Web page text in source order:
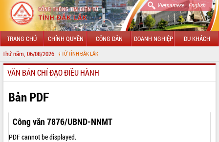
Vietnamese| English
TRANG CHỦ CHÍNH QUYỀN CÔNG DÂN DOANH NGHIỆP DU KHÁCH
Thứ năm, 06/08/2026
TIN ĐIỆN TỬ TỈNH ĐẮK LẮK
GIỚI THIỆU
LÃNH ĐẠO UBND TỈNH
TIN TỨC SỰ KIỆN
SỞ, BAN, NGÀNH
VĂN BẢN CHỈ ĐẠO ĐIỀU HÀNH
Bản PDF
Công văn 7876/UBND-NNMT
PDF cannot be displayed.